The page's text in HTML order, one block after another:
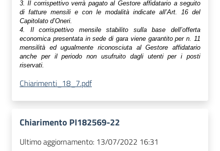
3.Il corrispettivo verrà pagato al Gestore affidatario a seguito
di fatture mensili e con le modalità indicate all’Art. 16 del
Capitolato d’Oneri.
4. Il corrispettivo mensile stabilito sulla base dell’offerta
economica presentata in sede di gara viene garantito per n. 11
mensilità ed ugualmente riconosciuta al Gestore affidatario
anche per il periodo non usufruito dagli utenti per i posti
riservati.
Chiarimenti_18_7.pdf
Chiarimento PI182569-22
Ultimo aggiornamento: 13/07/2022 16:31